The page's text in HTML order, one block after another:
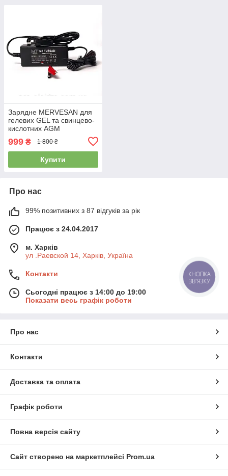
Зарядне MERVESAN для
гелевих GEL та свинцево-
кислотних AGM
акумуляторів (5А 12V 70W
Для АКБ 20-100Ah)
999 ₴ 1 800 ₴
Купити
Про нас
99% позитивних з 87 відгуків за рік
Працює з 24.04.2017
м. Харків
ул .Раевской 14, Харків, Україна
Контакти
Сьогодні працює з 14:00 до 19:00
Показати весь графік роботи
Про нас
Контакти
Доставка та оплата
Графік роботи
Повна версія сайту
Сайт створено на маркетплейсі Prom.ua
КНОПКА
ЗВ'ЯЗКУ